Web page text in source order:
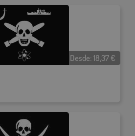
Desde:18,37€